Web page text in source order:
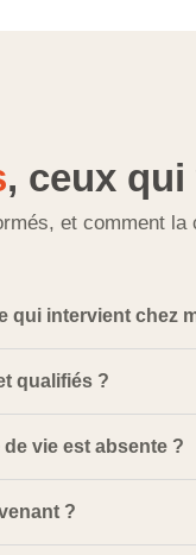
, ceux
et comment
qui intervient chez
qualifiés ?
vie est absente ?
?